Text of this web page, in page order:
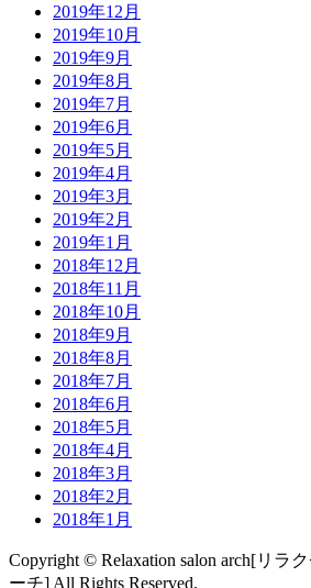
2019年12月
2019年10月
2019年9月
2019年8月
2019年7月
2019年6月
2019年5月
2019年4月
2019年3月
2019年2月
2019年1月
2018年12月
2018年11月
2018年10月
2018年9月
2018年8月
2018年7月
2018年6月
2018年5月
2018年4月
2018年3月
2018年2月
2018年1月
Copyright © Relaxation salon arch[リラ
ーチ] All Rights Reserved.